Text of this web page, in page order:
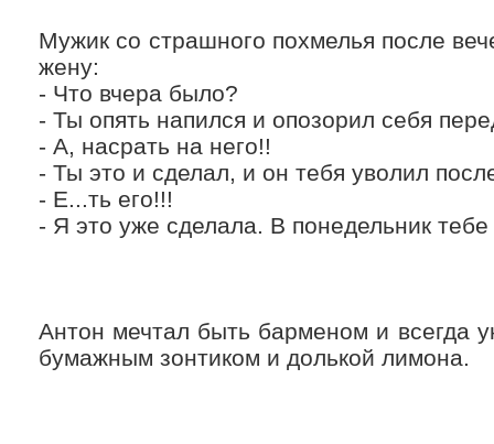
Мужик со страшного похмелья после
жену:
- Что вчера было?
- Ты опять напился и опозорил себя
- А, насрать на него!!
- Ты это и сделал, и он тебя уволил
- Е...ть его!!!
- Я это уже сделала. В понедельник тебе
Антон мечтал быть барменом и всегда
бумажным зонтиком и долькой лимона.